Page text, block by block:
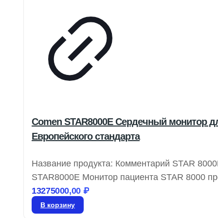
Comen STAR8000E Сердечный монитор
Европейского стандарта
Название продукта: Комментарий STAR
STAR8000E Монитор пациента STAR 8000
точном соответствии с европейскими
долговечностью, а также надежной
13275000,00 ₽
В корзину